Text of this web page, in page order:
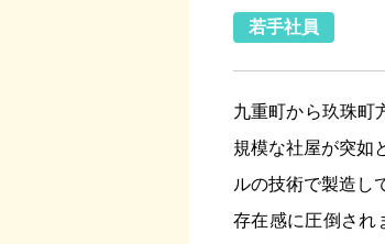
若手社員
九重町から玖珠町
規模な社屋が突如
ルの技術で製造し
存在感に圧倒され